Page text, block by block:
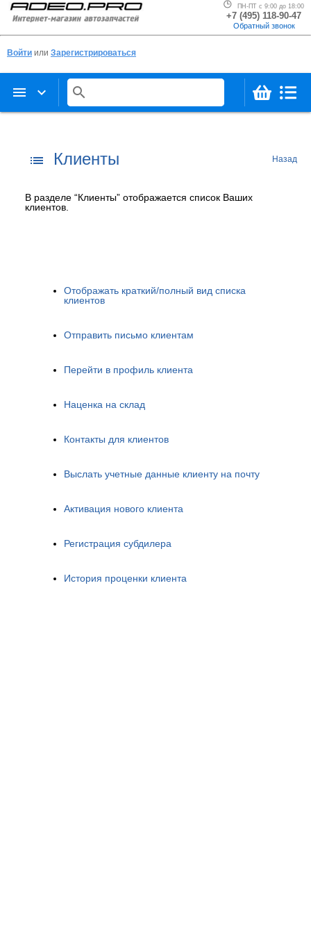
ПН-ПТ с 9:00 до 18:00
+7 (495) 118-90-47
Обратный звонок
Войти или Зарегистрироваться
menu keyboard_arrow_down search
list Клиенты Назад
В разделе “Клиенты” отображается список Ваших
клиентов.
Отображать краткий/полный вид списка
клиентов
Отправить письмо клиентам
Перейти в профиль клиента
Наценка на склад
Контакты для клиентов
Выслать учетные данные клиенту на почту
Активация нового клиента
Регистрация субдилера
История проценки клиента